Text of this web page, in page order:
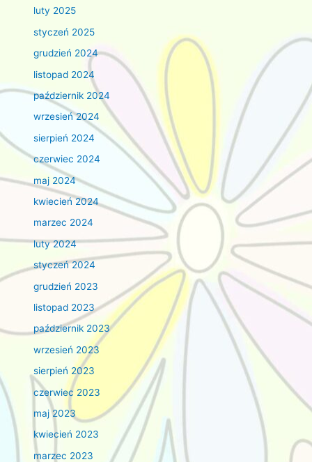
luty 2025
styczeń 2025
grudzień 2024
listopad 2024
październik 2024
wrzesień 2024
sierpień 2024
czerwiec 2024
maj 2024
kwiecień 2024
marzec 2024
luty 2024
styczeń 2024
grudzień 2023
listopad 2023
październik 2023
wrzesień 2023
sierpień 2023
czerwiec 2023
maj 2023
kwiecień 2023
marzec 2023